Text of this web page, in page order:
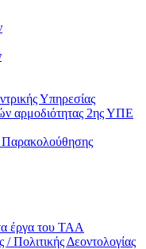
Υπηρεσίας
αρμοδιότητας 2ης ΥΠΕ
έργα του ΤΑΑ
/ Πολιτικής Δεοντολογίας